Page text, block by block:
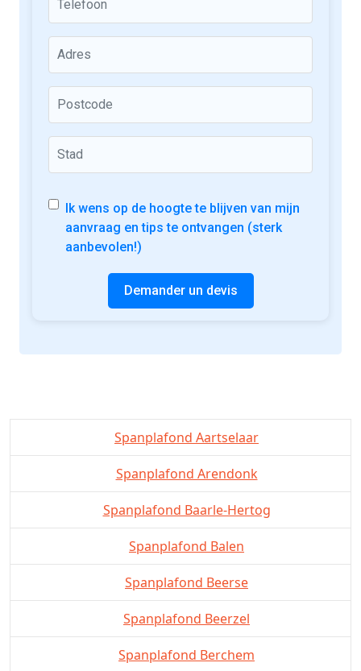
Ik wens op de hoogte te blijven van mijn
aanvraag en tips te ontvangen (sterk
aanbevolen!)
Demander un devis
Spanplafond Aartselaar
Spanplafond Arendonk
Spanplafond Baarle-Hertog
Spanplafond Balen
Spanplafond Beerse
Spanplafond Beerzel
Spanplafond Berchem